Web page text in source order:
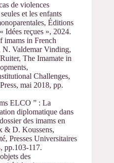
de violences
et les enfants
Éditions
Idées reçues », 2024.
imams in French
N. Valdemar Vinding,
The Imamate in
Challenges,
mai 2018, pp.
ELCO ” : La
diplomatique dans
des imams en
& D. Koussens,
Presses Universitaires
pp.103-117.
des